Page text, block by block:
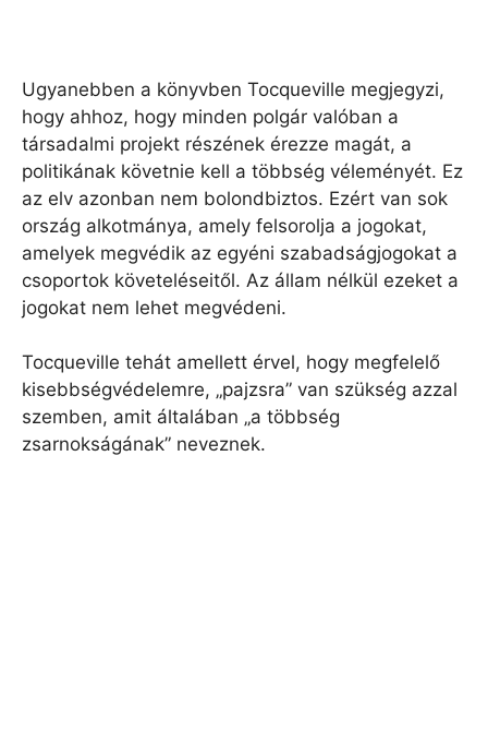
Ugyanebben a könyvben Tocqueville megjegyzi,
hogy ahhoz, hogy minden polgár valóban a
társadalmi projekt részének érezze magát, a
politikának követnie kell a többség véleményét. Ez
az elv azonban nem bolondbiztos. Ezért van sok
ország alkotmánya, amely felsorolja a jogokat,
amelyek megvédik az egyéni szabadságjogokat a
csoportok követeléseitől. Az állam nélkül ezeket a
jogokat nem lehet megvédeni.
Tocqueville tehát amellett érvel, hogy megfelelő
kisebbségvédelemre, „pajzsra” van szükség azzal
szemben, amit általában „a többség
zsarnokságának” neveznek.